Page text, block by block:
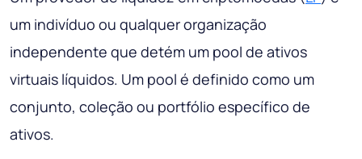
um indivíduo ou qualquer organização
independente que detém um pool de ativos
virtuais líquidos. Um pool é definido como um
conjunto, coleção ou portfólio específico de
ativos.